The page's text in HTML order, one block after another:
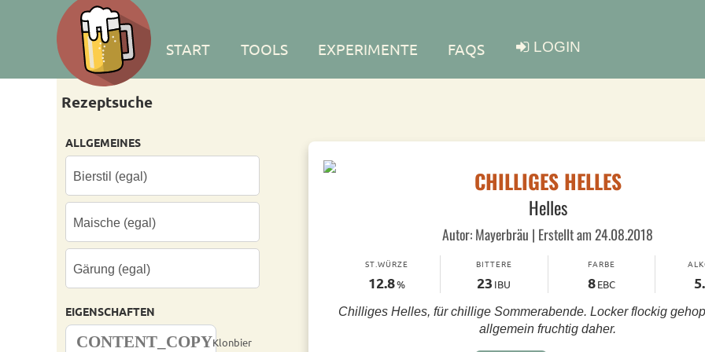
START TOOLS EXPERIMENTE FAQS LOGIN
Rezeptsuche
ALLGEMEINES
EIGENSCHAFTEN
CONTENT_COPYKlonbier
CHILLIGES HELLES
Helles
Autor: Mayerbräu | Erstellt am 24.08.2018
ST.WÜRZE
12.8%
BITTERE
23 IBU
FARBE
8EBC
Chilliges Helles, für chillige Sommerabende. Locker flockig
allgemein fruchtig daher.